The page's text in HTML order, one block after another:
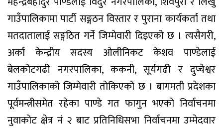
गाउँपालिकामा पार्टी सङ्गठन विस्तार र पुराना कार्यकर्ता तथा
मतदातालाई सङ्गठित गर्ने जिम्मेवारी दिइएको छ । त्यसैगरी,
अर्का केन्द्रीय सदस्य ओलीनिकट केशव पाण्डेलाई
बेलकोटगढी नगरपालिका, ककनी, सूर्यगढी र दुप्चेश्वर
गाउँपालिकाको जिम्मेवारी तोकिएको छ । बागमती प्रदेशका
पूर्वमन्त्रीसमेत रहेका पाण्डे गत फागुन भएको निर्वाचनमा
नुवाकोट क्षेत्र नं २ बाट प्रतिनिधिसभा निर्वाचनमा उम्मेदवार